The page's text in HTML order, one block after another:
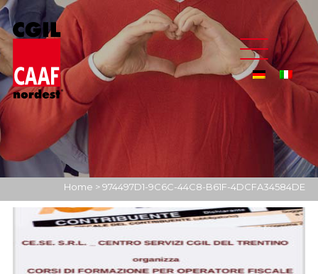
Home >974497D1-9C6C-44C8-B61F-4DCFA34584DE